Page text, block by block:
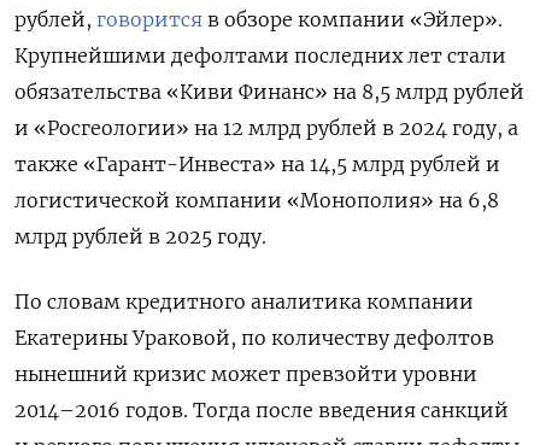
рублей, говорится в обзоре компании «Эйлер».
Крупнейшими дефолтами последних лет стали
обязательства «Киви Финанс» на 8,5 млрд рублей
и «Росгеологии» на 12 млрд рублей в 2024 году, а
также «Гарант-Инвеста» на 14,5 млрд рублей и
логистической компании «Монополия» на 6,8
млрд рублей в 2025 году.
По словам кредитного аналитика компании
Екатерины Ураковой, по количеству дефолтов
нынешний кризис может превзойти уровни
2014–2016 годов. Тогда после введения санкций